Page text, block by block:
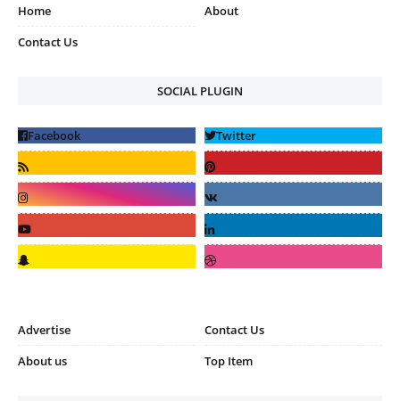
Home
About
Contact Us
SOCIAL PLUGIN
Advertise
Contact Us
About us
Top Item